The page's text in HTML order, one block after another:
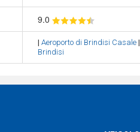
9.0
| Aeroporto di Brindisi Casale |
Brindisi